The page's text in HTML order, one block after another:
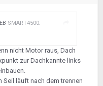
SMART4500:
nicht Motor raus, Dach
zur Dachkannte links
läuft nach dem trennen